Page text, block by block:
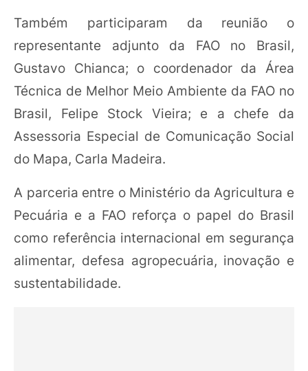
Também participaram da reunião o
representante adjunto da FAO no Brasil,
Gustavo Chianca; o coordenador da Área
Técnica de Melhor Meio Ambiente da FAO no
Brasil, Felipe Stock Vieira; e a chefe da
Assessoria Especial de Comunicação Social
do Mapa, Carla Madeira.
A parceria entre o Ministério da Agricultura e
Pecuária e a FAO reforça o papel do Brasil
como referência internacional em segurança
alimentar, defesa agropecuária, inovação e
sustentabilidade.